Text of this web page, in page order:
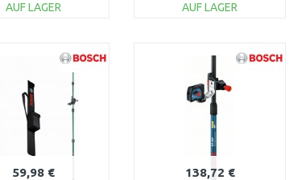
AUF LAGER
AUF LAGER
Vergleichen
59,98 € 138,72 €